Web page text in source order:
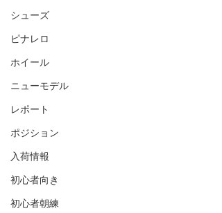
シューズ
ピナレロ
ホイール
ニューモデル
レポート
ポジション
入荷情報
初心者向き
初心者朝練